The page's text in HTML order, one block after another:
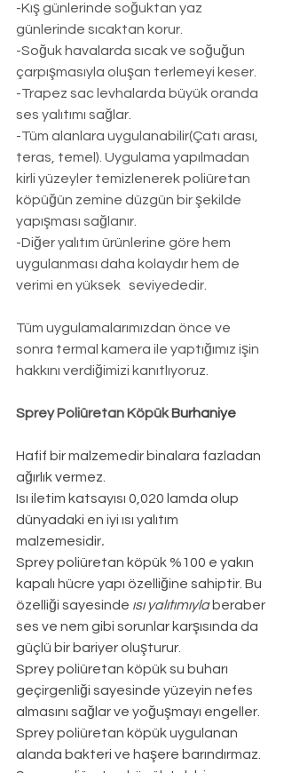
-Kış günlerinde soğuktan yaz
günlerinde sıcaktan korur.
-Soğuk havalarda sıcak ve soğuğun
çarpışmasıyla oluşan terlemeyi keser.
-Trapez sac levhalarda büyük oranda
ses yalıtımı sağlar.
-Tüm alanlara uygulanabilir(Çatı arası,
teras, temel). Uygulama yapılmadan
kirli yüzeyler temizlenerek poliüretan
köpüğün zemine düzgün bir şekilde
yapışması sağlanır.
-Diğer yalıtım ürünlerine göre hem
uygulanması daha kolaydır hem de
verimi en yüksek   seviyededir.
Tüm uygulamalarımızdan önce ve
sonra termal kamera ile yaptığımız işin
hakkını verdiğimizi kanıtlıyoruz.
Sprey Poliüretan Köpük Burhaniye
Hafif bir malzemedir binalara fazladan
ağırlık vermez.
Isı iletim katsayısı 0,020 lamda olup
dünyadaki en iyi ısı yalıtım
malzemesidir.
Sprey poliüretan köpük %100 e yakın
kapalı hücre yapı özelliğine sahiptir. Bu
özelliği sayesinde ısı yalıtımıyla beraber
ses ve nem gibi sorunlar karşısında da
güçlü bir bariyer oluşturur.
Sprey poliüretan köpük su buharı
geçirgenliği sayesinde yüzeyin nefes
almasını sağlar ve yoğuşmayı engeller.
Sprey poliüretan köpük uygulanan
alanda bakteri ve haşere barındırmaz.